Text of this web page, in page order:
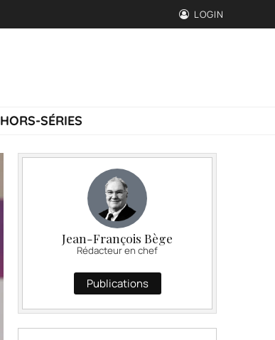
LOGIN
HORS-SÉRIES
Jean-François Bège
Rédacteur en chef
Publications